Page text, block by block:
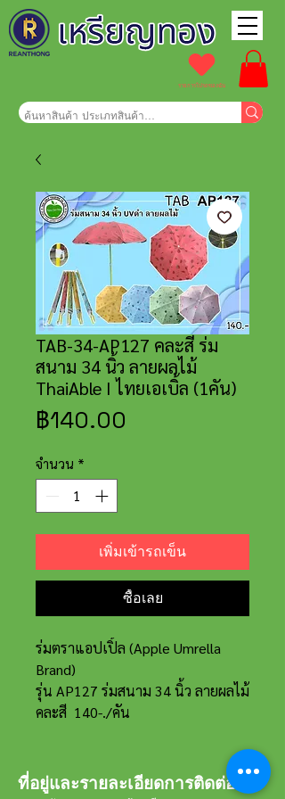
รายการโปรดของฉัน
TAB-34-AP127 คละสี ร่ม
สนาม 34 นิ้ว ลายผลไม้
ThaiAble I ไทยเอเบิ้ล (1คัน)
฿140.00
จำนวน *
เพิ่มเข้ารถเข็น
ซื้อเลย
ร่มตราแอปเปิ้ล (Apple Umrella
Brand)
รุ่น AP127 ร่มสนาม 34 นิ้ว ลายผลไม้
คละสี 140-./คัน
ที่อยู่และรายละเอียดการติดต่อ